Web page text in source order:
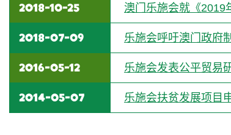
2018-10-25 澳门乐施会就《2019
2018-07-09 乐施会呼吁澳门政府
2016-05-12 乐施会发表公平贸易
2014-05-07 乐施会扶贫发展项目